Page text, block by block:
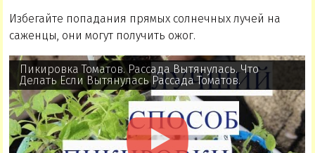
Избегайте попадания прямых солнечных лучей на
саженцы, они могут получить ожог.
Пикировка Томатов. Рассада Вытянулась. Что
Делать Если Вытянулась Рассада Томатов.